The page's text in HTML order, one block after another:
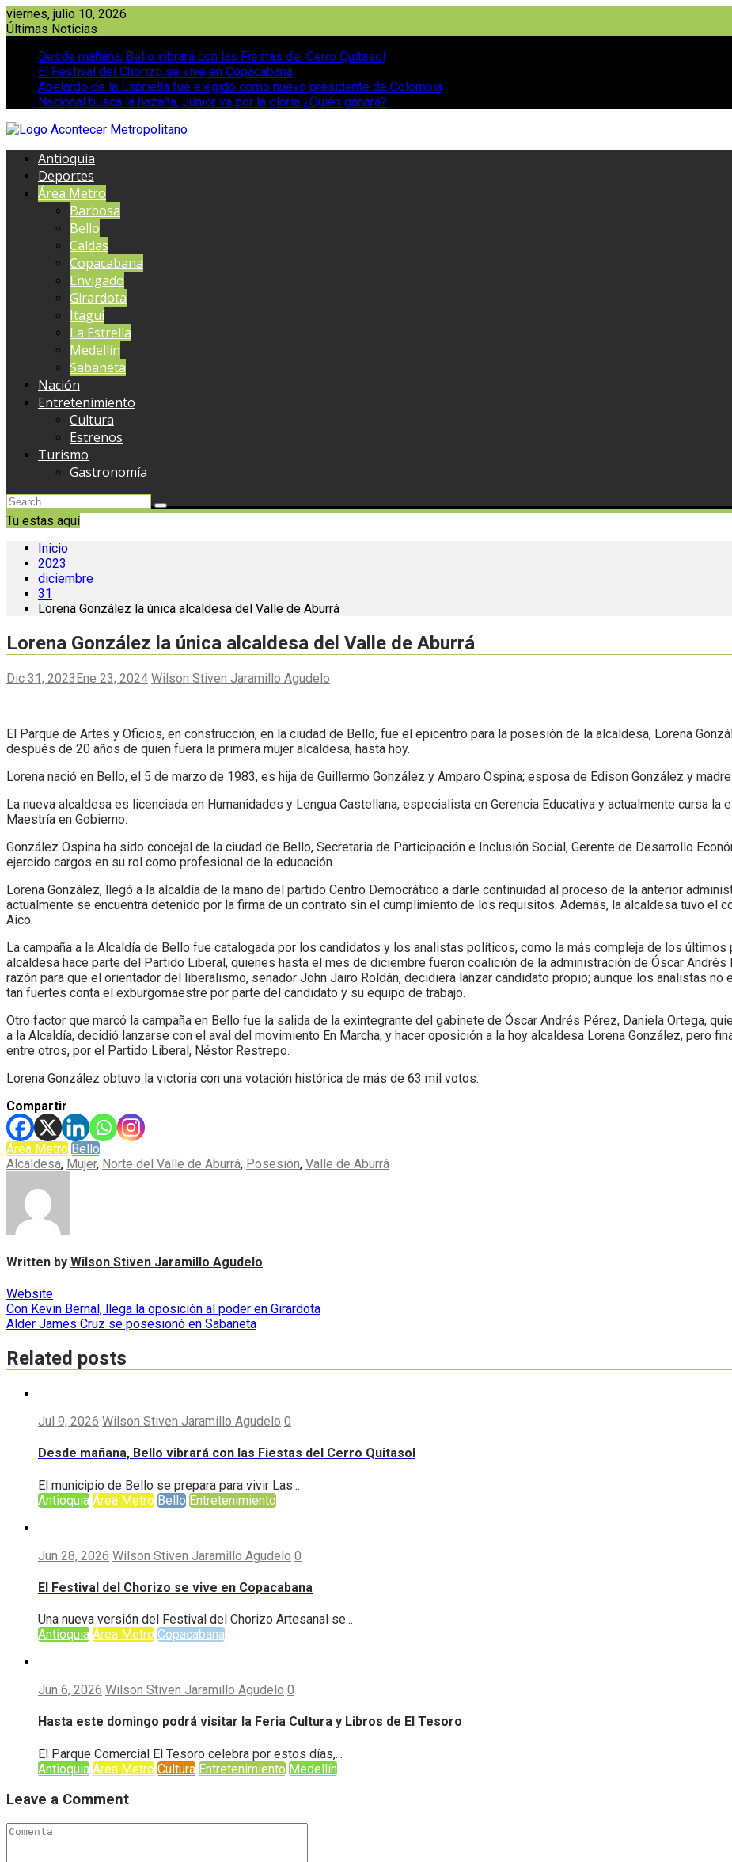
Saltar
al
viernes, julio 10, 2026
Últimas Noticias
Desde mañana, Bello vibrará con las Fiestas del Cerro Quitasol
El Festival del Chorizo se vive en Copacabana
Abelardo de la Espriella fue elegido como nuevo presidente de Colombia
Nacional busca la hazaña, Junior va por la gloria ¿Quién ganará?
Antioquia
Deportes
Área Metro
Barbosa
Bello
Caldas
Copacabana
Envigado
Girardota
Itaguí
La Estrella
Medellín
Sabaneta
Nación
Entretenimiento
Cultura
Estrenos
Turismo
Gastronomía
Tu estas aquí
Inicio
2023
diciembre
31
Lorena González la única alcaldesa del Valle de Aburrá
Lorena González la única alcaldesa del Valle de Aburrá
Dic 31, 2023Ene 23, 2024 Wilson Stiven Jaramillo Agudelo
El Parque de Artes y Oficios, en construcción, en la ciudad de Bello, fue el epicentro para la posesión de la alcaldesa, Lorena
después de 20 años de quien fuera la primera mujer alcaldesa, hasta hoy.
Lorena nació en Bello, el 5 de marzo de 1983, es hija de Guillermo González y Amparo Ospina; esposa de Edison González y
La nueva alcaldesa es licenciada en Humanidades y Lengua Castellana, especialista en Gerencia Educativa y actualmente cursa
Maestría en Gobierno.
González Ospina ha sido concejal de la ciudad de Bello, Secretaria de Participación e Inclusión Social, Gerente de Desarrollo
ejercido cargos en su rol como profesional de la educación.
Lorena González, llegó a la alcaldía de la mano del partido Centro Democrático a darle continuidad al proceso de la anterior
actualmente se encuentra detenido por la firma de un contrato sin el cumplimiento de los requisitos. Además, la alcaldesa tuvo el
Aico.
La campaña a la Alcaldía de Bello fue catalogada por los candidatos y los analistas políticos, como la más compleja de los
alcaldesa hace parte del Partido Liberal, quienes hasta el mes de diciembre fueron coalición de la administración de Óscar
razón para que el orientador del liberalismo, senador John Jairo Roldán, decidiera lanzar candidato propio; aunque los analistas no
tan fuertes conta el exburgomaestre por parte del candidato y su equipo de trabajo.
Otro factor que marcó la campaña en Bello fue la salida de la exintegrante del gabinete de Óscar Andrés Pérez, Daniela Ortega,
a la Alcaldía, decidió lanzarse con el aval del movimiento En Marcha, y hacer oposición a la hoy alcaldesa Lorena González, pero
entre otros, por el Partido Liberal, Néstor Restrepo.
Lorena González obtuvo la victoria con una votación histórica de más de 63 mil votos.
Compartir
Área Metro Bello
Alcaldesa, Mujer, Norte del Valle de Aburrá, Posesión, Valle de Aburrá
Written by Wilson Stiven Jaramillo Agudelo
Website
Navegación
de
entradas
Con Kevin Bernal, llega la oposición al poder en Girardota
Alder James Cruz se posesionó en Sabaneta
Related posts
Jul 9, 2026 Wilson Stiven Jaramillo Agudelo 0
Desde mañana, Bello vibrará con las Fiestas del Cerro Quitasol
El municipio de Bello se prepara para vivir Las...
Antioquia Área Metro Bello Entretenimiento
Jun 28, 2026 Wilson Stiven Jaramillo Agudelo 0
El Festival del Chorizo se vive en Copacabana
Una nueva versión del Festival del Chorizo Artesanal se...
Antioquia Área Metro Copacabana
Jun 6, 2026 Wilson Stiven Jaramillo Agudelo 0
Hasta este domingo podrá visitar la Feria Cultura y Libros de El Tesoro
El Parque Comercial El Tesoro celebra por estos días,...
Antioquia Área Metro Cultura Entretenimiento Medellín
Leave a Comment